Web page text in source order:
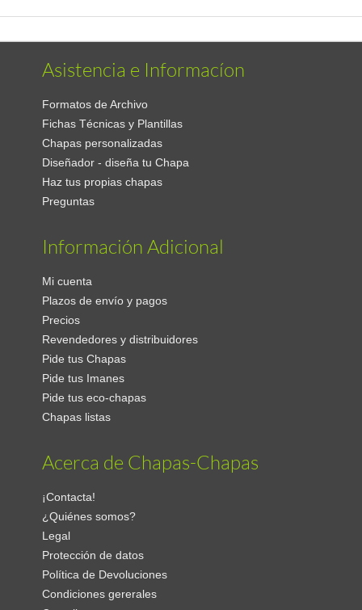
Asistencia e Informacíon
Formatos de Archivo
Fichas Técnicas y Plantillas
Chapas personalizadas
Diseñador - diseña tu Chapa
Haz tus propias chapas
Preguntas
Información Adicional
Mi cuenta
Plazos de envío y pagos
Precios
Revendedores y distribuidores
Pide tus Chapas
Pide tus Imanes
Pide tus eco-chapas
Chapas listas
Acerca de Chapas-Chapas
¡Contacta!
¿Quiénes somos?
Legal
Protección de datos
Política de Devoluciones
Condiciones gererales